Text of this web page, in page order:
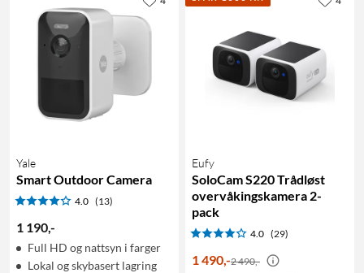
Yale
Smart Outdoor Camera
4.0 (13)
1 190-
Full HD og nattsyn i farger
Lokal og skybasert lagring
Eufy
SoloCam S220 Trådløst
overvåkingskamera 2-
pack
4.0 (29)
1 490-2 490,-